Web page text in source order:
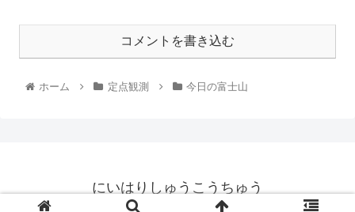
コメントを書き込む
ホーム 定点観測 今日の富士山
にいはりしゅうこうちゅう